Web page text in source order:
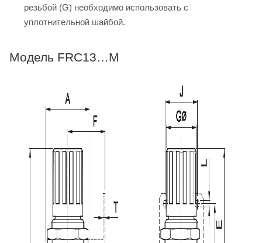
резьбой (G) необходимо использовать с
уплотнительной шайбой.
Модель FRC13…M